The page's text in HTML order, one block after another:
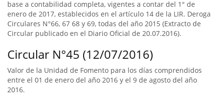
base a contabilidad completa, vigentes a contar del 1° de
enero de 2017, establecidos en el artículo 14 de la LIR. Deroga
Circulares N°66, 67 68 y 69, todas del año 2015 (Extracto de
Circular publicado en el Diario Oficial de 20.07.2016).
Circular N°45 (12/07/2016)
Valor de la Unidad de Fomento para los días comprendidos
entre el 01 de enero del año 2016 y el 9 de agosto del año
2016.